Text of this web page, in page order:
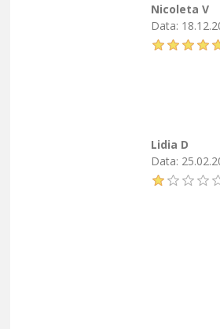
Nicoleta V
Data:
Lidia D
Data: